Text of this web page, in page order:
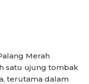
Merah
satu ujung tombak
terutama dalam